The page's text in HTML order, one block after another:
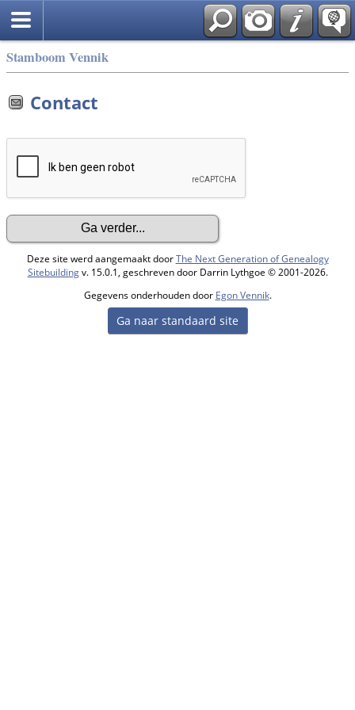
Stamboom Vennik
Contact
Deze site werd aangemaakt doorThe Next Generation of Genealogy
Sitebuildingv. 15.0.1, geschreven door Darrin Lythgoe © 2001-2026.
Gegevens onderhouden door Egon Vennik.
Ga naar standaard site